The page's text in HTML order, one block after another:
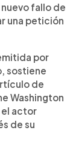
fallo de
una petición
por
sostiene
de
Washington
el actor
de su